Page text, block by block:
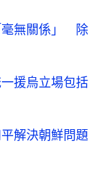
毫無關係」 除
援烏立場包括
解決朝鮮問題